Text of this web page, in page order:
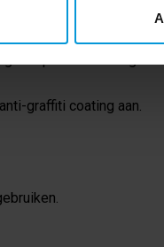
schone
inwerken op de
en spoel de ondergrond
graffiti coating aan.